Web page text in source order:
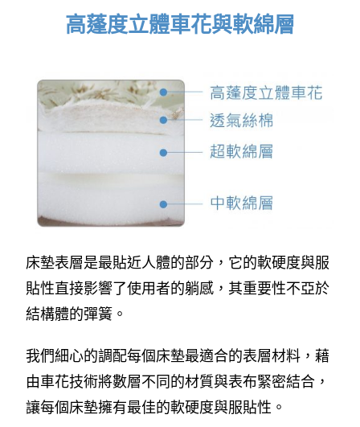
高蓬度立體車花與軟綿層
床墊表層是最貼近人體的部分，它的軟硬度與服
貼性直接影響了使用者的躺感，其重要性不亞於
結構體的彈簧。
我們細心的調配每個床墊最適合的表層材料，藉
由車花技術將數層不同的材質與表布緊密結合，
讓每個床墊擁有最佳的軟硬度與服貼性。